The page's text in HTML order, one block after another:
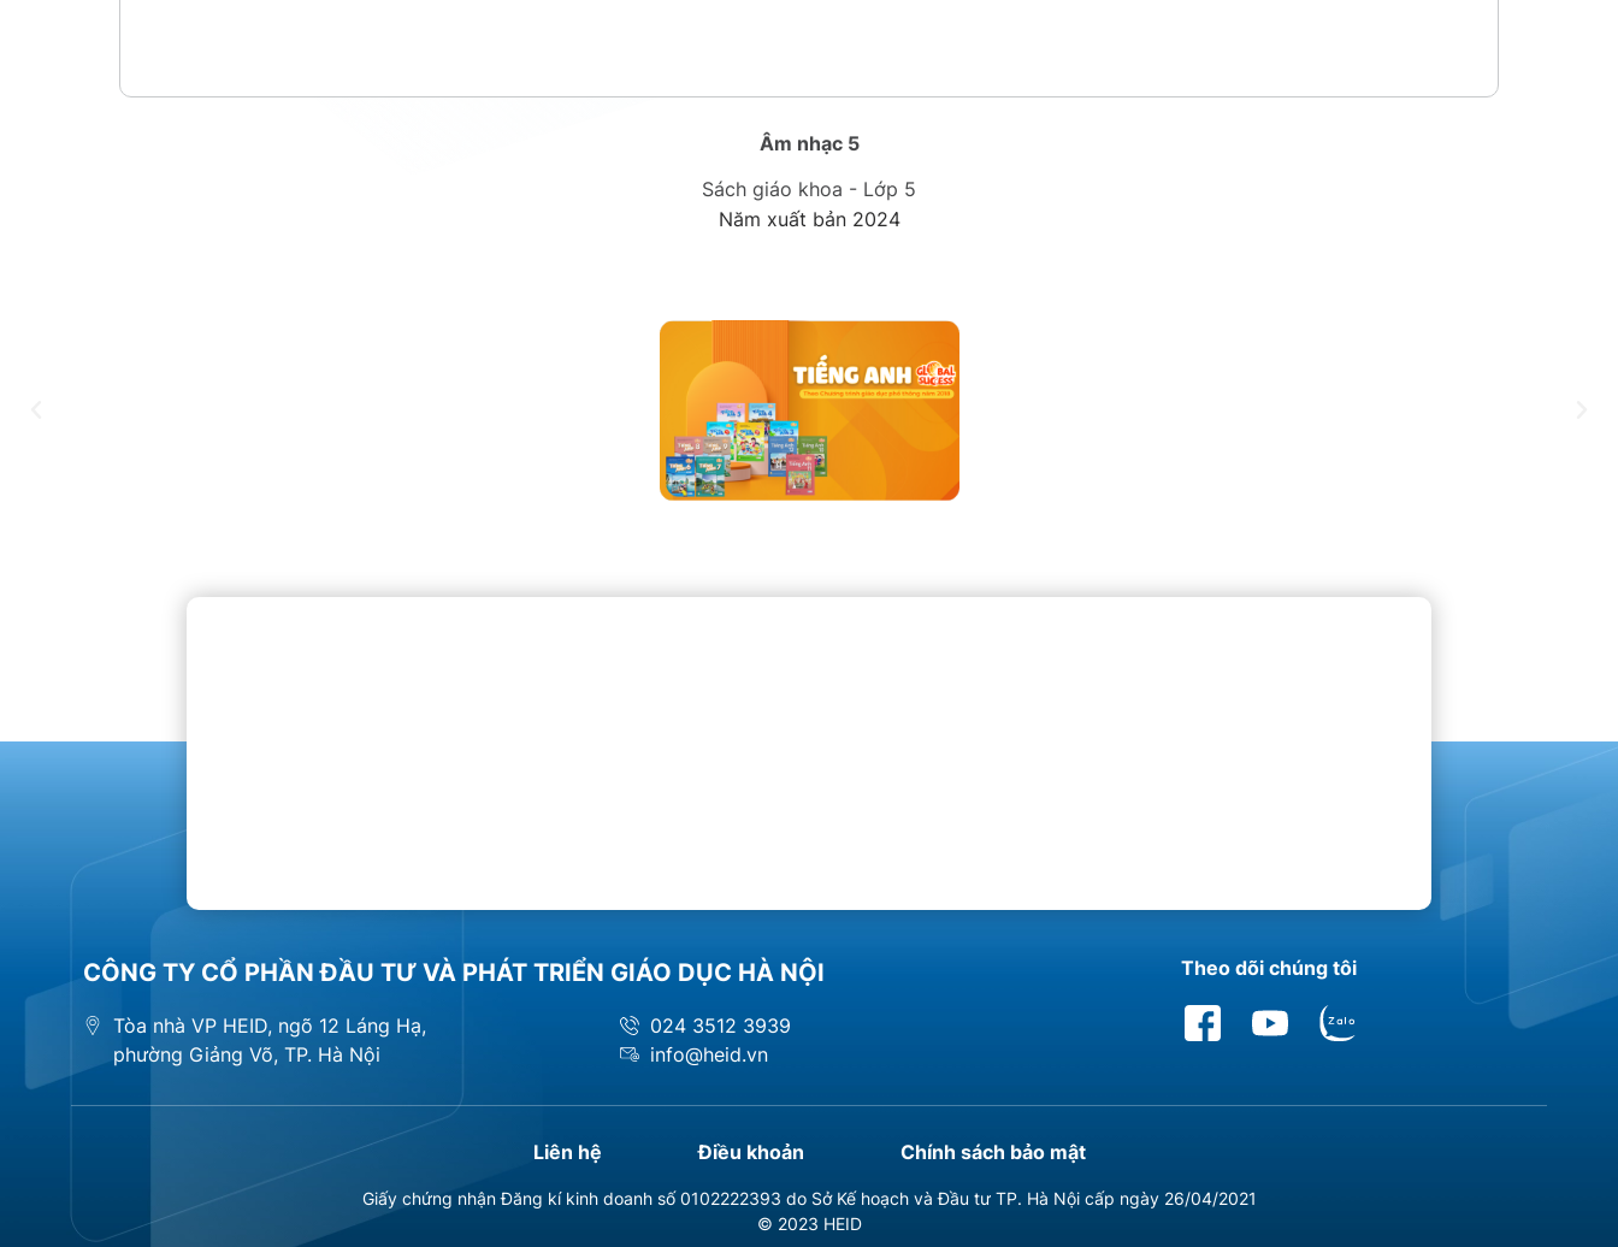
Âm nhạc 5
Sách giáo khoa - Lớp 5
Năm xuất bản 2024
CÔNG TY CỔ PHẦN ĐẦU TƯ VÀ PHÁT TRIỂN GIÁO DỤC HÀ NỘI
Tòa nhà VP HEID, ngõ 12 Láng Hạ,
phường Giảng Võ, TP. Hà Nội
024 3512 3939
info@heid.vn
Theo dõi chúng tôi
Liên hệ Điều khoản Chính sách bảo mật
Giấy chứng nhận Đăng kí kinh doanh số 0102222393 do Sở Kế hoạch và Đầu tư TP. Hà Nội cấp ngày 26/04/2021
© 2023 HEID